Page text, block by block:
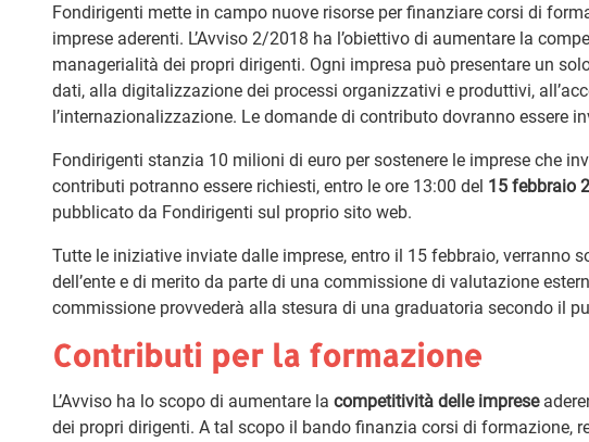
Fondirigenti mette in campo nuove risorse per finanziare corsi di
imprese aderenti. L’Avviso 2/2018 ha l’obiettivo di aumentare la
managerialità dei propri dirigenti. Ogni impresa può presentare un
dati, alla digitalizzazione dei processi organizzativi e produttivi,
l’internazionalizzazione. Le domande di contributo dovranno essere
Fondirigenti stanzia 10 milioni di euro per sostenere le imprese che
contributi potranno essere richiesti, entro le ore 13:00 del 15 febbraio
pubblicato da Fondirigenti sul proprio sito web.
Tutte le iniziative inviate dalle imprese, entro il 15 febbraio, verranno
dell’ente e di merito da parte di una commissione di valutazione
commissione provvederà alla stesura di una graduatoria secondo il
Contributi per la formazione
L’Avviso ha lo scopo di aumentare la competitività delle imprese
dei propri dirigenti. A tal scopo il bando finanzia corsi di formazione,